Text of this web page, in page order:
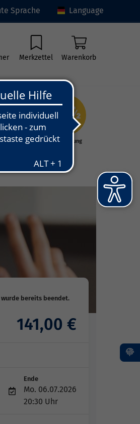
Sprache Language
Merkzettel Warenkorb
Grundbildung
141,00 €
Ende
Mo. 06.07.2026
20:30 Uhr